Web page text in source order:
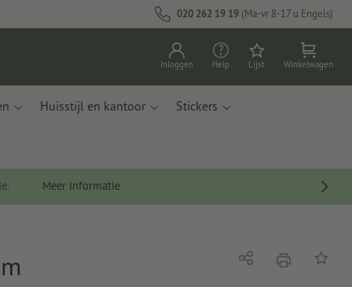
020 262 19 19 (Ma-vr 8-17 u Engels)
Inloggen Help Lijst Winkelwagen
Huisstijl en kantoor Stickers
Meer informatie
Delen afdrukkenOp de